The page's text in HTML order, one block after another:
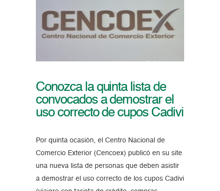
Conozca la quinta lista de
convocados a demostrar el
uso correcto de cupos Cadivi
Por quinta ocasión, el Centro Nacional de
Comercio Exterior (Cencoex) publicó en su site
una nueva lista de personas que deben asistir
a demostrar el uso correcto de los cupos Cadivi